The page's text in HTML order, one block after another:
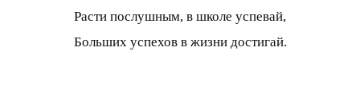
Расти послушным, в школе успевай,
Больших успехов в жизни достигай.